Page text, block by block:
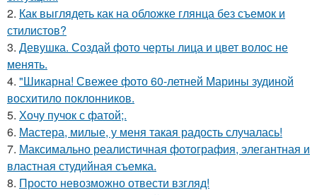
2. Как выглядеть как на обложке глянца без съемок и
стилистов?
3. Девушка. Создай фото черты лица и цвет волос не
менять.
4. "Шикарна! Свежее фото 60-летней Марины зудиной
восхитило поклонников.
5. Хочу пучок с фатой;.
6. Мастера, милые, у меня такая радость случалась!
7. Максимально реалистичная фотография, элегантная и
властная студийная съемка.
8. Просто невозможно отвести взгляд!